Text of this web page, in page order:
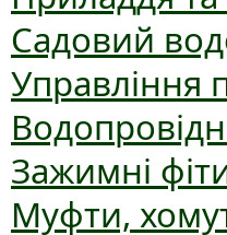
Садовий
Управління
Зажимні
Муфти,